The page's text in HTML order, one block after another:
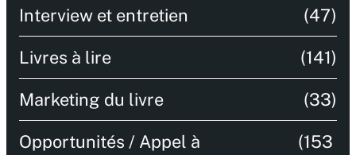
Interview et entretien (47)
Livres à lire (141)
Marketing du livre (33)
Opportunités / Appel à
(153